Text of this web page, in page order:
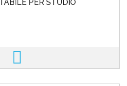
PER STUDIO